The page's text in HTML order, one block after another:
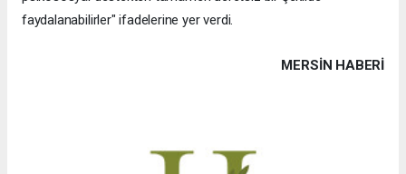
faydalanabilirler" ifadelerine yer verdi.
MERSIN HABERİ